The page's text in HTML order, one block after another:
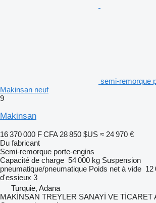
semi-remorque
Makinsan neuf
9
Makinsan
16 370 000 F CFA 28 850 $US ≈ 24 970 €
Du fabricant
Semi-remorque porte-engins
Capacité de charge 54 000 kg Suspension
pneumatique/pneumatique Poids net à vide 12
d'essieux 3
Turquie, Adana
MAKİNSAN TREYLER SANAYİ VE TİCARET